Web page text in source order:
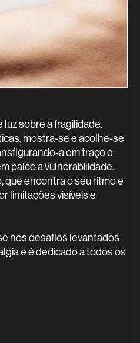
luz sobre a fragilidade.
mostra-se e acolhe-se
a em traço e
palco a vulnerabilidade.
encontra o seu ritmo e
limitações visíveis e
nos desafios levantados
e é dedicado a todos os